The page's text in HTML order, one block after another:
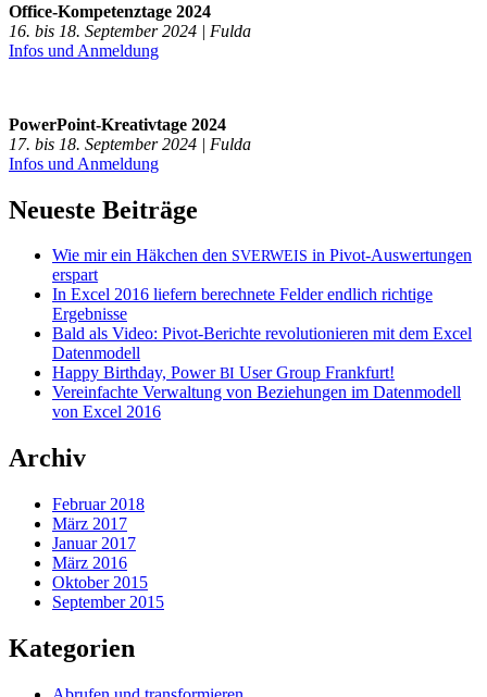
Office-Kompetenztage 2024
16. bis 18. September 2024 | Fulda
Infos und Anmeldung
PowerPoint-Kreativtage 2024
17. bis 18. September 2024 | Fulda
Infos und Anmeldung
Neueste Beiträge
Wie mir ein Häkchen den SVERWEIS in Pivot-Auswertungen
erspart
In Excel 2016 liefern berechnete Felder endlich richtige
Ergebnisse
Bald als Video: Pivot-Berichte revolutionieren mit dem Excel
Datenmodell
Happy Birthday, PowerBI User Group Frankfurt!
Vereinfachte Verwaltung von Beziehungen im Datenmodell
von Excel 2016
Archiv
Februar 2018
März 2017
Januar 2017
März 2016
Oktober 2015
September 2015
Kategorien